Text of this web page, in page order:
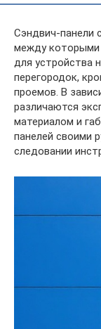
Сэндвич-панели
между которыми
для устройства
перегородок,
проемов. В
различаются
материалом и
панелей своими
следовании